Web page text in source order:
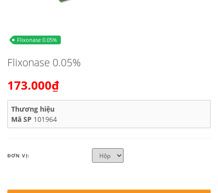
Flixonase 0.05%
Flixonase 0.05%
173.000₫
Thương hiệu
Mã SP 101964
ĐƠN VỊ: